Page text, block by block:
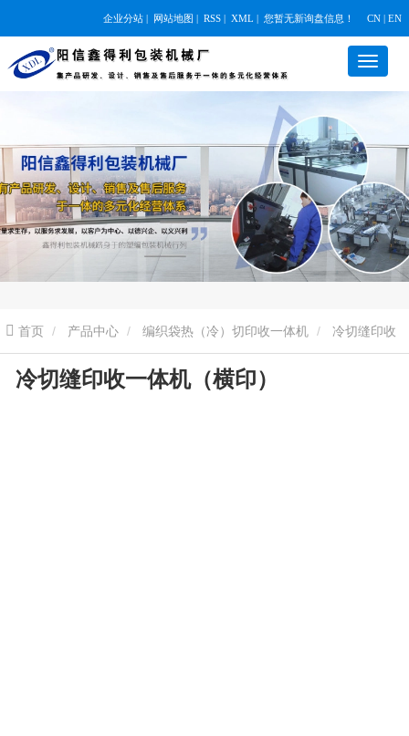
企业分站| 网站地图 | RSS| XML | 您暂无新询盘信息！ CN | EN
首页 产品中心 编织袋热（冷）切印收一体机
一体机（横印）
冷切缝印收一体机（横印）